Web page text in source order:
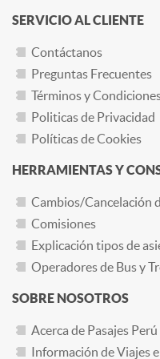
SERVICIO AL CLIENTE
Contáctanos
Preguntas Frecuentes
Términos y
Politicas de Privacidad
Políticas de Cookies
HERRAMIENTAS Y
Cambios/Cancelación
Comisiones
Explicación tipos de
Operadores de Bus y
SOBRE NOSOTROS
Acerca de Pasajes Perú
Información de Viajes